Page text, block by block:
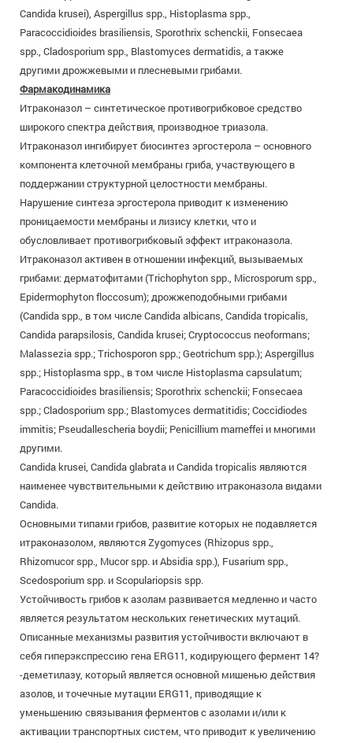
Candida krusei), Aspergillus spp., Histoplasma spp.,
Paracoccidioides brasiliensis, Sporothrix schenckii, Fonsecaea
spp., Cladosporium spp., Blastomyces dermatidis, а также
другими дрожжевыми и плесневыми грибами.
Фармакодинамика
Итраконазол – синтетическое противогрибковое средство
широкого спектра действия, производное триазола.
Итраконазол ингибирует биосинтез эргостерола – основного
компонента клеточной мембраны гриба, участвующего в
поддержании структурной целостности мембраны.
Нарушение синтеза эргостерола приводит к изменению
проницаемости мембраны и лизису клетки, что и
обусловливает противогрибковый эффект итраконазола.
Итраконазол активен в отношении инфекций, вызываемых
грибами: дерматофитами (Trichophyton spp., Microsporum spp.,
Epidermophyton floccosum); дрожжеподобными грибами
(Candida spp., в том числе Candida albicans, Candida tropicalis,
Candida parapsilosis, Candida krusei; Cryptococcus neoformans;
Malassezia spp.; Тrichosporon spp.; Geotrichum spp.); Aspergillus
spp.; Histoplasma spp., в том числе Histoplasma capsulatum;
Paracoccidioides brasiliensis; Sporothrix schenckii; Fonsecaea
spp.; Cladosporium spp.; Blastomyces dermatitidis; Coccidiodes
immitis; Pseudallescheria boydii; Penicillium marneffei и многими
другими.
Candida krusei, Candida glabrata и Candida tropicalis являются
наименее чувствительными к действию итраконазола видами
Candida.
Основными типами грибов, развитие которых не подавляется
итраконазолом, являются Zygomyces (Rhizopus spp.,
Rhizomucor spp., Mucor spp. и Absidia spp.), Fusarium spp.,
Scedosporium spp. и Scopulariopsis spp.
Устойчивость грибов к азолам развивается медленно и часто
является результатом нескольких генетических мутаций.
Описанные механизмы развития устойчивости включают в
себя гиперэкспрессию гена ERG11, кодирующего фермент 14?
-деметилазу, который является основной мишенью действия
азолов, и точечные мутации ERG11, приводящие к
уменьшению связывания ферментов с азолами и/или к
активации транспортных систем, что приводит к увеличению